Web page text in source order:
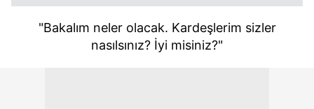
"Bakalım neler olacak. Kardeşlerim sizler
nasılsınız? İyi misiniz?"